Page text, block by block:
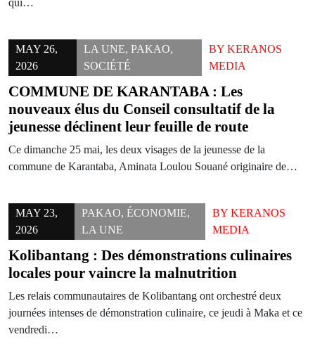
qui…
MAY 26,
2026
LA UNE, PAKAO,
SOCIÉTÉ
BYKERANOS
MEDIA
COMMUNE DE KARANTABA : Les
nouveaux élus du Conseil consultatif de la
jeunesse déclinent leur feuille de route
Ce dimanche 25 mai, les deux visages de la jeunesse de la
commune de Karantaba, Aminata Loulou Souané originaire de…
MAY 23,
2026
PAKAO, ÉCONOMIE,
LA UNE
BYKERANOS
MEDIA
Kolibantang : Des démonstrations culinaires
locales pour vaincre la malnutrition
Les relais communautaires de Kolibantang ont orchestré deux
journées intenses de démonstration culinaire, ce jeudi à Maka et ce
vendredi…